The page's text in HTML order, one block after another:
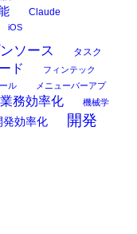
Claude
iOS
ソース
タスク
ド フィンテック
ル
メニューバーアプ
業務効率化 機械学
発効率化
開発